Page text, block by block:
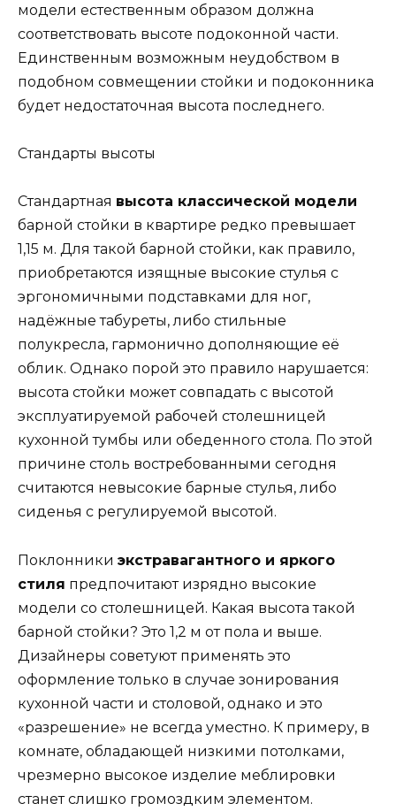
модели естественным образом должна
соответствовать высоте подоконной части.
Единственным возможным неудобством в
подобном совмещении стойки и подоконника
будет недостаточная высота последнего.
Стандарты высоты
Стандартная высота классической модели
барной стойки в квартире редко превышает
1,15 м. Для такой барной стойки, как правило,
приобретаются изящные высокие стулья с
эргономичными подставками для ног,
надёжные табуреты, либо стильные
полукресла, гармонично дополняющие её
облик. Однако порой это правило нарушается:
высота стойки может совпадать с высотой
эксплуатируемой рабочей столешницей
кухонной тумбы или обеденного стола. По этой
причине столь востребованными сегодня
считаются невысокие барные стулья, либо
сиденья с регулируемой высотой.
Поклонники экстравагантного и яркого
стиля предпочитают изрядно высокие
модели со столешницей. Какая высота такой
барной стойки? Это 1,2 м от пола и выше.
Дизайнеры советуют применять это
оформление только в случае зонирования
кухонной части и столовой, однако и это
«разрешение» не всегда уместно. К примеру, в
комнате, обладающей низкими потолками,
чрезмерно высокое изделие меблировки
станет слишко громоздким элементом.